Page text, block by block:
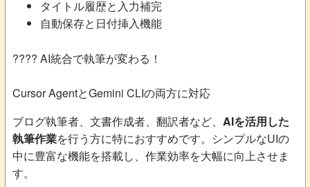
タイトル履歴と入力補完
自動保存と日付挿入機能
???? AI統合で執筆が変わる！
Cursor AgentとGemini CLIの両方に対応
ブログ執筆者、文書作成者、翻訳者など、 AIを活用した
執筆作業を行う方に特におすすめです。シンプルなUIの
中に豊富な機能を搭載し、作業効率を大幅に向上させま
す。